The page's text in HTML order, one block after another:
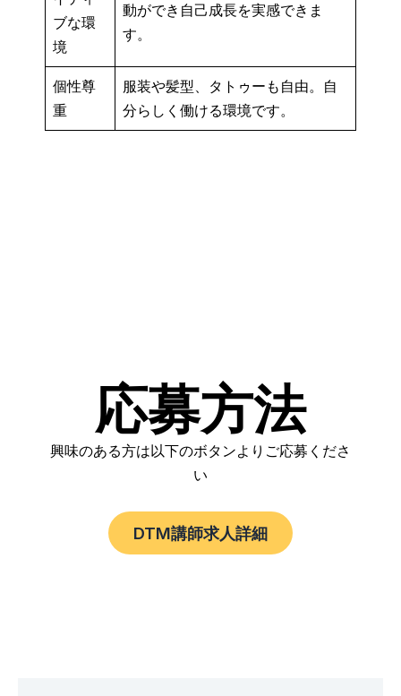
ブな環
境
動ができ自己成長を実感できま
す。
個性尊
重
服装や髪型、タトゥーも自由。自
分らしく働ける環境です。
応募方法
興味のある方は以下のボタンよりご応募くださ
い
DTM講師求人詳細